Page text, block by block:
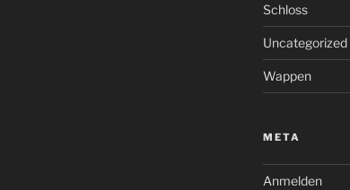
Schloss
Uncategorized
Wappen
META
Anmelden